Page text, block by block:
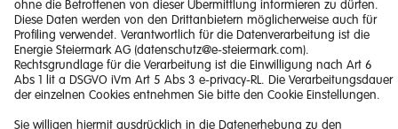
Barrierefreiheitserklärung
Haftungsausschluss